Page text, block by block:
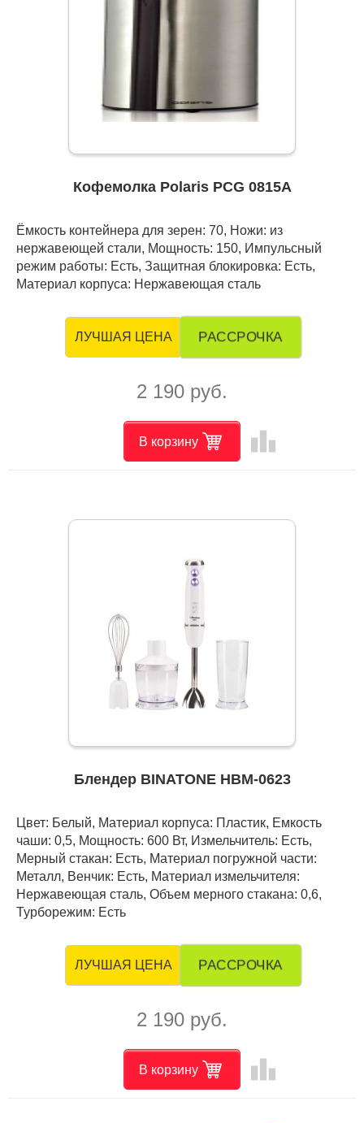
Кофемолка Polaris PCG 0815А
Ёмкость контейнера для зерен: 70, Ножи: из
нержавеющей стали, Мощность: 150, Импульсный
режим работы: Есть, Защитная блокировка: Есть,
Материал корпуса: Нержавеющая сталь
ЛУЧШАЯ ЦЕНА РАССРОЧКА
2 190 руб.
В корзину leaderboard
Блендер BINATONE HBM-0623
Цвет: Белый, Материал корпуса: Пластик, Емкость
чаши: 0,5, Мощность: 600 Вт, Измельчитель: Есть,
Мерный стакан: Есть, Материал погружной части:
Металл, Венчик: Есть, Материал измельчителя:
Нержавеющая сталь, Объем мерного стакана: 0,6,
Турборежим: Есть
ЛУЧШАЯ ЦЕНА РАССРОЧКА
2 190 руб.
В корзину leaderboard